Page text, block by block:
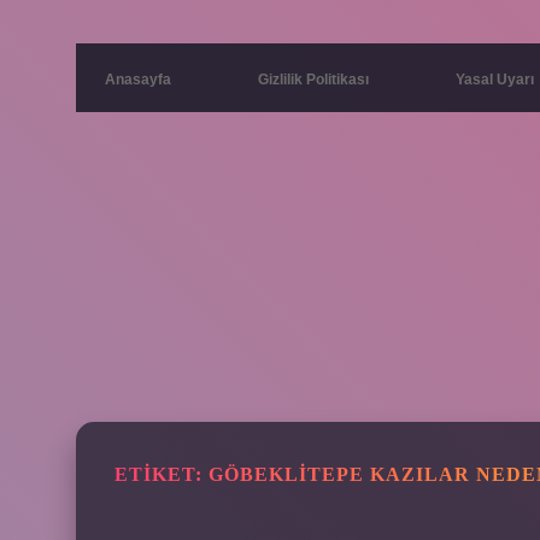
Anasayfa Gizlilik Politikası Yasal Uyarı
ETIKET: GÖBEKLITEPE KAZILAR